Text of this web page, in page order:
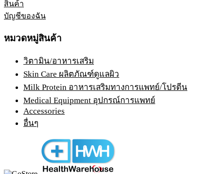
สินค้า
บัญชีของฉัน
หมวดหมู่สินค้า
วิตามิน/อาหารเสริม
Skin Care ผลิตภัณฑ์ดูแลผิว
Milk Protein อาหารเสริมทางการแพทย์/โปรตีน
Medical Equipment อุปกรณ์การแพทย์
Accessories
อื่นๆ